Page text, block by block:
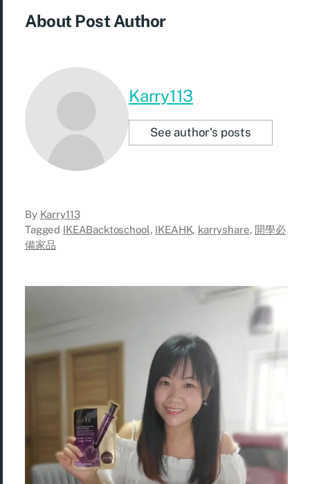
About Post Author
Karry113
See author's posts
By Karry113
Tagged IKEABacktoschool, IKEAHK, karryshare, 開學必
備家品